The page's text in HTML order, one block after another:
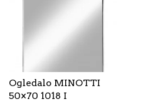
Ogledalo MINOTTI
50×70 1018 I